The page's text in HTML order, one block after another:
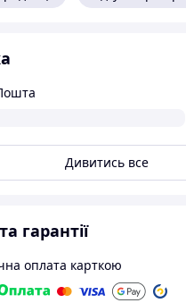
Дивитись все
гарантії
оплата карткою